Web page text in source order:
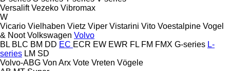
Versalift Vezeko Vibromax
W
Vicario Vielhaben Vietz Viper Vistarini Vito Voestalpine Vogel
& Noot Volkswagen Volvo
BL BLC BM DD EC ECR EW EWR FL FM FMX G-series L-
series LM SD
Volvo-ABG Von Arx Vote Vreten Vögele